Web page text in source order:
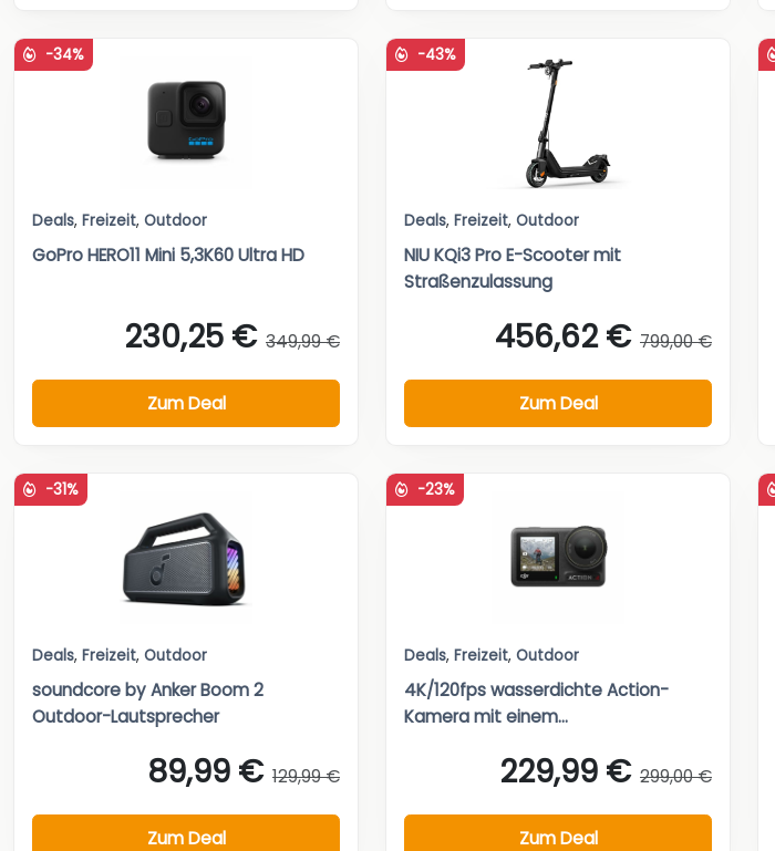
-34%
Deals, Freizeit, Outdoor
GoPro HERO11 Mini 5,3K60 Ultra HD
230,25 € 349,99 €
Zum Deal
-43%
Deals, Freizeit, Outdoor
NIU KQi3 Pro E-Scooter mit
Straßenzulassung
456,62 € 799,00 €
Zum Deal
-31%
Deals, Freizeit, Outdoor
soundcore by Anker Boom 2
Outdoor-Lautsprecher
89,99 € 129,99 €
Zum Deal
-23%
Deals, Freizeit, Outdoor
4K/120fps wasserdichte Action-
Kamera mit einem...
229,99 € 299,00 €
Zum Deal